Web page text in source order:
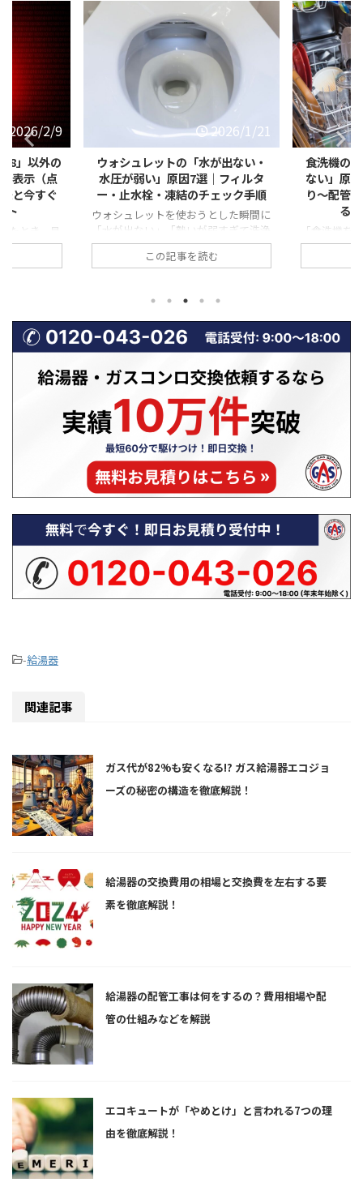
2026/1/21
出ない・
フィルタ
ック手順
た瞬間に
すぎて洗浄
でも焦って
常に多いの
水栓の開
詰まりな
決できる原
この記事
2026/1/21
食洗機の「排水エラー・水が抜け
ない」原因とは？フィルター詰ま
り〜配管トラブルまで自分ででき
る対処法を徹底解説
「食洗機を回したのに、なぜか途中で
止まったまま…」 「運転が終わっても
庫内に水が溜まっている」 「排水エラ
に多く、修理相談の中でも上位を占め
ます。 排水できない状態が続くと、洗
浄不良だけでなく、悪臭・水漏れ・本
体故障につながる恐れもあります。
一方で、原因の多くは「詰まり」など
の比較的単純なトラブルであり、正し
い手順を踏めば自分で解決できるケー
スも少なくありません。 この記事で
は、食洗機の排水エラーや水が抜けな
い原因を一つずつ具体的に解説 ...
この記事を読む
【冬に急
「弱い・
は？不完
寒い季節に
が弱い気が
不完全燃焼
あることも
場は、換気
って、ガス
やすい時期
に相 ...
-給湯器
関連記事
ガス代が82%も安くなる!? ガス給湯器エコジョ
ーズの秘密の構造を徹底解説！
給湯器の交換費用の相場と交換費を左右する要
素を徹底解説！
給湯器の配管工事は何をするの？費用相場や配
管の仕組みなどを解説
エコキュートが「やめとけ」と言われる7つの理
由を徹底解説！